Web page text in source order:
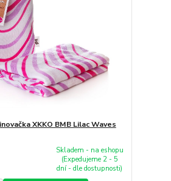
XKKO BMB Lilac Waves
Skladem - na eshopu
(Expedujeme 2 - 5
dní - dle dostupnosti)